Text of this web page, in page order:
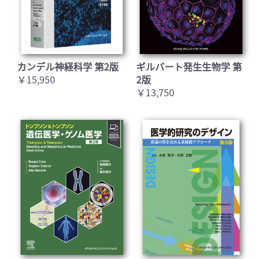
カンデル神経科学 第2版
￥15,950
ギルバート発生生物学 第
2版
￥13,750